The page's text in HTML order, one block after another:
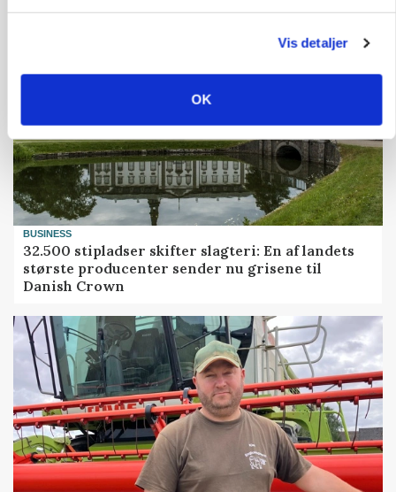
Vis detaljer
OK
BUSINESS
32.500 stipladser skifter slagteri: En af landets
største producenter sender nu grisene til
Danish Crown